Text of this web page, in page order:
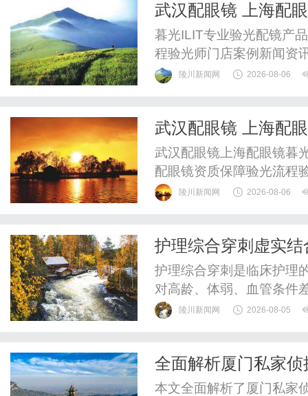
武汉配眼镜 上海配
暮光ILIT专业验光配镜产
程验光师门店案例新闻资
惠，兼顾高专业度与高性
陵川新闻网 2026-08-06
武汉配眼镜 上海配
武汉配眼镜上海配眼镜暮
配眼镜资质保障验光流程
惠，兼顾高专业度与高性
陵川新闻网 2026-08-06
护理综合穿刺虚实
出答案
护理综合穿刺是临床护理
对高龄、体弱、血管条件
体验与护理质量。不少护
技术，依托学生机与养老
陵川新闻网 2026-08-05
全面解析厦门私家
本文全面解析了厦门私家